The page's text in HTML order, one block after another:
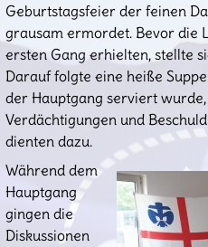
Geburtstagsfeier der feinen
grausam ermordet. Bevor die
ersten Gang erhielten, stellte
Darauf folgte eine heiße
der Hauptgang serviert
Verdächtigungen und
dienten dazu.
Während dem
Hauptgang
gingen die
Diskussionen